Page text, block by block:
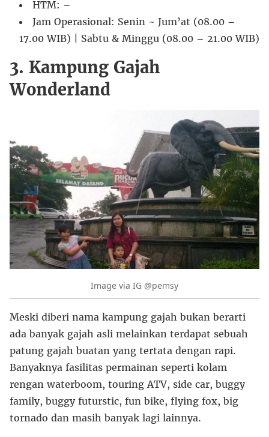
HTM: –
Jam Operasional: Senin ~ Jum’at (08.00 –
17.00 WIB) | Sabtu & Minggu (08.00 – 21.00 WIB)
3. Kampung Gajah
Wonderland
Image via IG @pemsy
Meski diberi nama kampung gajah bukan berarti
ada banyak gajah asli melainkan terdapat sebuah
patung gajah buatan yang tertata dengan rapi.
Banyaknya fasilitas permainan seperti kolam
rengan waterboom, touring ATV, side car, buggy
family, buggy futurstic, fun bike, flying fox, big
tornado dan masih banyak lagi lainnya.